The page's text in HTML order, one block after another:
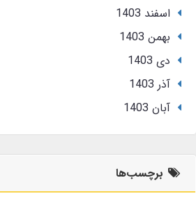
اسفند 1403
بهمن 1403
دی 1403
آذر 1403
آبان 1403
برچسب‌ها